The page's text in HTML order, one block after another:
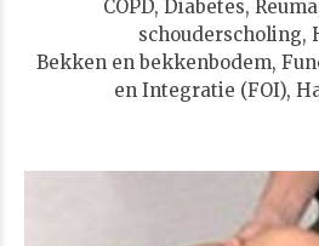
COPD, Diabetes,
schouderscholing,
Bekken en bekkenbodem,
en Integratie (FOI),